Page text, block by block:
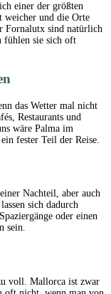
einer der größten
weicher und die Orte
Fornalutx sind natürlich
fühlen sie sich oft
das Wetter mal nicht
Restaurants und
wäre Palma im
fester Teil der Reise.
Nachteil, aber auch
sich dadurch
oder einen
sein.
voll. Mallorca ist zwar